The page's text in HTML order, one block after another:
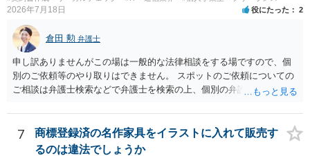
2026年7月18日 役にたった 2
倉田 勲 弁護士
申し訳ありませんがこの場は一般的な法律相談をする場ですので、個
別のご依頼等のやり取りはできません。 スポットのご依頼についての
ご相談は弁護士検索などで弁護士を検索の上、個別の弁護士にご連絡
7
商標登録済の名作家具をイラストに入れて販売す
るのは違法でしょうか